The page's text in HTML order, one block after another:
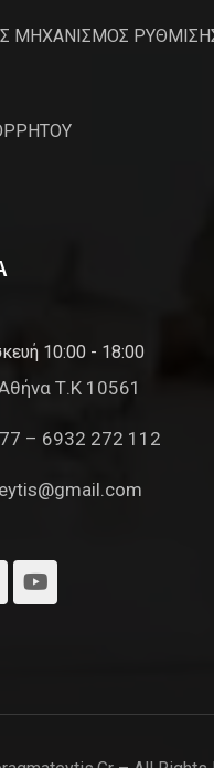
ΜΗΧΑΝΙΣΜΟΣ
10:00 - 18:00
Τ.Κ 10561
– 6932 272 112